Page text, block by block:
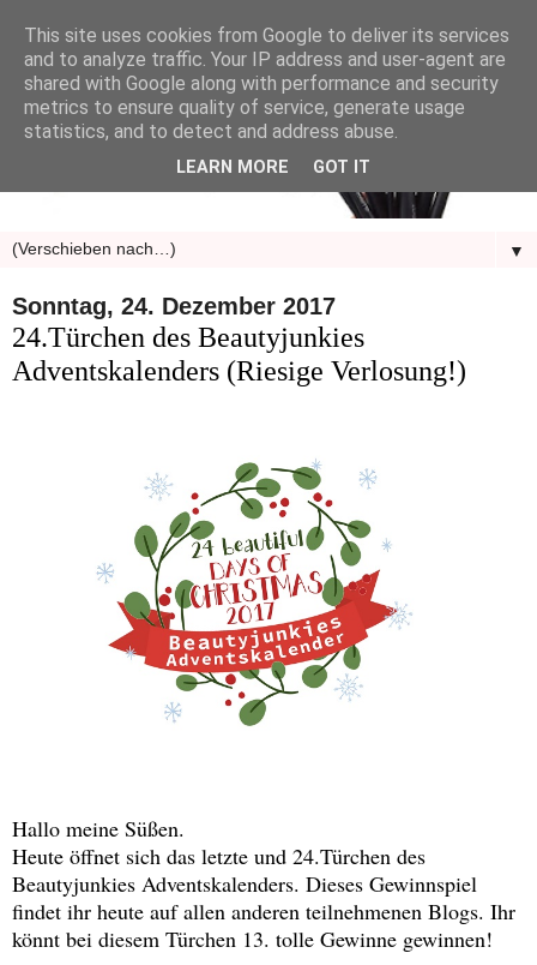
▼
Sonntag, 24. Dezember 2017
24.Türchen des Beautyjunkies
Adventskalenders (Riesige Verlosung!)
Hallo meine Süßen.
Heute öffnet sich das letzte und 24.Türchen des
Beautyjunkies Adventskalenders. Dieses Gewinnspiel
findet ihr heute auf allen anderen teilnehmenen Blogs. Ihr
könnt bei diesem Türchen 13. tolle Gewinne gewinnen!
This site uses cookies from Google to deliver its services
and to analyze traffic. Your IP address and user-agent are
shared with Google along with performance and security
metrics to ensure quality of service, generate usage
statistics, and to detect and address abuse.
LEARN MORE GOT IT